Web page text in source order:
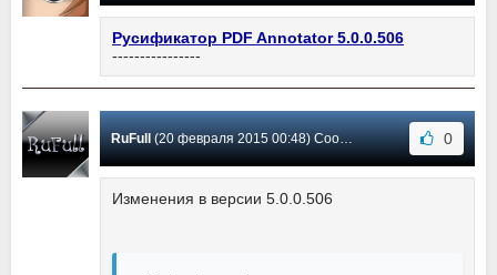
Русификатор PDF Annotator 5.0.0.506
----------------
RuFull (20 февраля 2015 00:48) Сообщение #8 0
Изменения в версии 5.0.0.506